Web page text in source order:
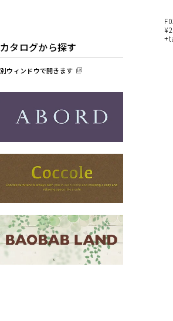
カタログから探す
別ウィンドウで開きます